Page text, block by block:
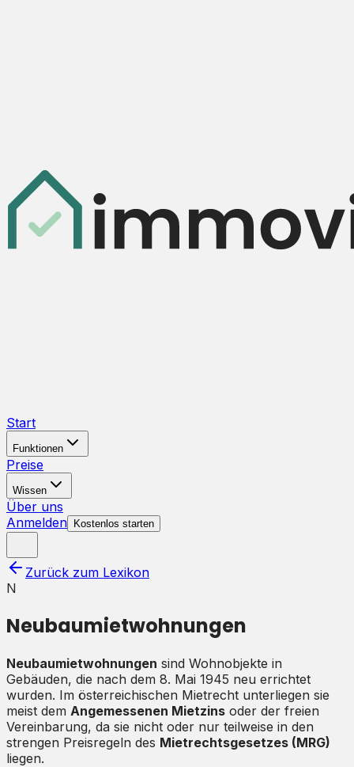
Start
Funktionen
Preise
Wissen
Über uns
Anmelden
Kostenlos starten
Zurück zum Lexikon
N
Neubaumietwohnungen
Neubaumietwohnungen sind Wohnobjekte in
Gebäuden, die nach dem 8. Mai 1945 neu errichtet
wurden. Im österreichischen Mietrecht unterliegen sie
meist dem Angemessenen Mietzins oder der freien
Vereinbarung, da sie nicht oder nur teilweise in den
strengen Preisregeln des Mietrechtsgesetzes (MRG)
liegen.